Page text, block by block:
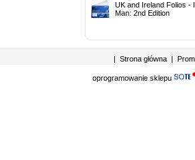
UK and Ireland Folios -
Man: 2nd Edition
| Strona główna |
oprogramowanie sklepu